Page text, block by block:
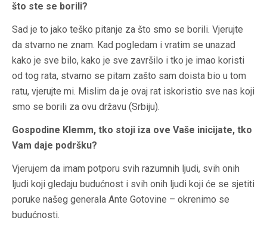
što ste se borili?
Sad je to jako teško pitanje za što smo se borili. Vjerujte
da stvarno ne znam. Kad pogledam i vratim se unazad
kako je sve bilo, kako je sve završilo i tko je imao koristi
od tog rata, stvarno se pitam zašto sam doista bio u tom
ratu, vjerujte mi. Mislim da je ovaj rat iskoristio sve nas koji
smo se borili za ovu državu (Srbiju).
Gospodine Klemm, tko stoji iza ove Vaše inicijate, tko
Vam daje podršku?
Vjerujem da imam potporu svih razumnih ljudi, svih onih
ljudi koji gledaju budućnost i svih onih ljudi koji će se sjetiti
poruke našeg generala Ante Gotovine – okrenimo se
budućnosti.